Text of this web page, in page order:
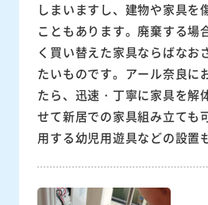
しまいますし、建物や家具を
こともあります。廃棄する場
く買い替えた家具ならばなお
たいものです。アール奈良に
たら、迅速・丁寧に家具を解
せて新居での家具組み立ても
用する幼児用遊具などの設置